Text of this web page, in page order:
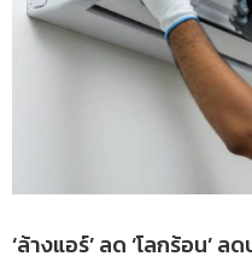
‘ล้างแอร์’ ลด ‘โลกร้อน’